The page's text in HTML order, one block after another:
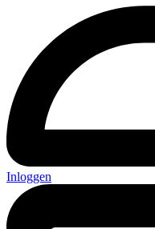
Inloggen